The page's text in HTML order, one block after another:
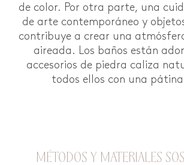
de color. Por otra parte, una
de arte contemporáneo y
contribuye a crear una
aireada. Los baños están
accesorios de piedra caliza
todos ellos con una
MÉTODOS Y MATERIALES